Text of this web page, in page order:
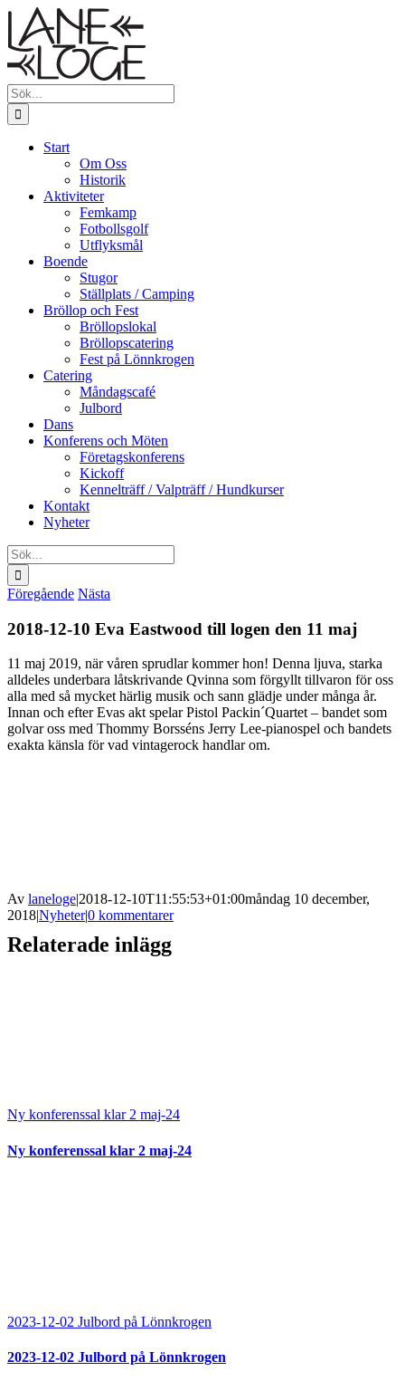
Fortsätt
innehållet
Sök
efter:
Start
Om Oss
Historik
Aktiviteter
Femkamp
Fotbollsgolf
Utflyksmål
Boende
Stugor
Ställplats / Camping
Bröllop och Fest
Bröllopslokal
Bröllopscatering
Fest på Lönnkrogen
Catering
Måndagscafé
Julbord
Dans
Konferens och Möten
Företagskonferens
Kickoff
Kennelträff / Valpträff / Hundkurser
Kontakt
Nyheter
Sök
efter:
Föregående Nästa
2018-12-10 Eva Eastwood till logen den 11 maj
11 maj 2019, när våren sprudlar kommer hon! Denna ljuva, starka
alldeles underbara låtskrivande Qvinna som förgyllt tillvaron för oss
alla med så mycket härlig musik och sann glädje under många år.
Innan och efter Evas akt spelar Pistol Packin´Quartet – bandet som
golvar oss med Thommy Borsséns Jerry Lee-pianospel och bandets
exakta känsla för vad vintagerock handlar om.
Av laneloge|2018-12-10T11:55:53+01:00måndag 10 december,
2018|Nyheter|0 kommentarer
Relaterade inlägg
Ny konferenssal klar 2 maj-24
Ny konferenssal klar 2 maj-24
2023-12-02 Julbord på Lönnkrogen
2023-12-02 Julbord på Lönnkrogen